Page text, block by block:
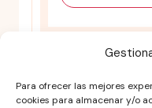
Para ofrecer las mejores
cookies para almacenar y/o